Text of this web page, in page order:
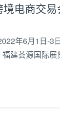
电商交易
年6月1日-3
建荟源国际